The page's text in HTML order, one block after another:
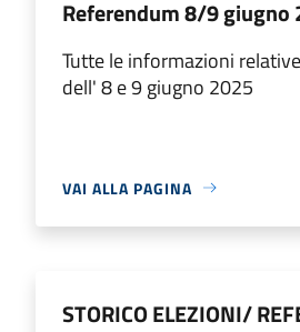
Referendum 8/9 giugno
Tutte le informazioni
dell' 8 e 9 giugno 2025
VAI ALLA PAGINA
STORICO ELEZIONI/